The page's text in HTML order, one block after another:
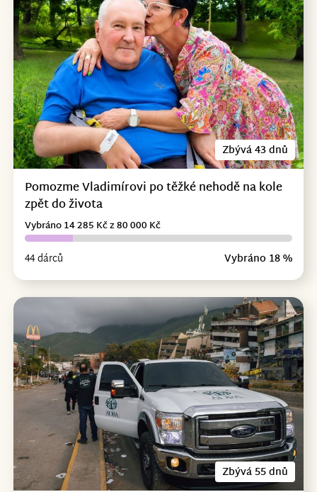
Zbývá 43 dnů
Pomozme Vladimírovi po těžké nehodě na kole
zpět do života
44 dárců Vybráno 18 %
Vybráno 14 285 Kč z 80 000 Kč
Zbývá 55 dnů